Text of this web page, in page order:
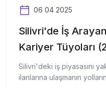
06 04 2025
Silivri'de İş
Kariyer Tüyoları
Silivri'deki iş piyasasını
ilanlarına ulaşmanın